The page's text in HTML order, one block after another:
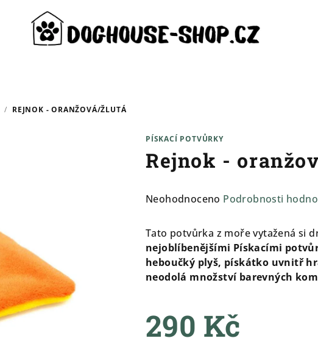
/ REJNOK - ORANŽOVÁ/ŽLUTÁ
PÍSKACÍ POTVŮRKY
Rejnok -
Průměrné
produktu
0,0
Neohodnoceno Podrobnosti
Tato potvůrka z moře vytažená si
nejoblíbenějšími Pískacími
heboučký plyš, pískátko uvnitř
neodolá množství barevných
290 Kč